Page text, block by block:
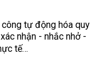
tự động hóa quy
nhận - nhắc nhở -
tế…